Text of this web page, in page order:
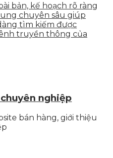
bản, kế hoạch rõ ràng
chuyên sâu giúp
tìm kiếm được
truyền thông của
nghiệp
bán hàng, giới thiệu